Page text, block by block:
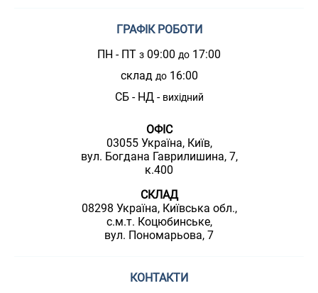
ГРАФІК РОБОТИ
ПН - ПТ з 09:00 до 17:00
склад до16:00
СБ - НД - вихідний
ОФІС
03055 Україна, Київ,
вул. Богдана Гаврилишина, 7,
к.400
СКЛАД
08298 Україна, Київська обл.,
с.м.т. Коцюбинське,
вул. Пономарьова, 7
КОНТАКТИ